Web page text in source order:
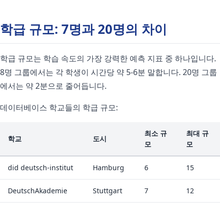
학급 규모: 7명과 20명의 차이
학급 규모는 학습 속도의 가장 강력한 예측 지표 중 하나입니다.
8명 그룹에서는 각 학생이 시간당 약 5-6분 말합니다. 20명 그룹
에서는 약 2분으로 줄어듭니다.
데이터베이스 학교들의 학급 규모:
학교 도시
최소 규
모
최대 규
모
did deutsch-institut Hamburg 6 15
DeutschAkademie Stuttgart 7 12